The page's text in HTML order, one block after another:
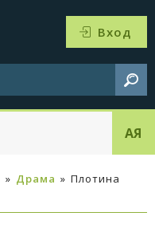
Вход
АЯ
» Драма » Плотина